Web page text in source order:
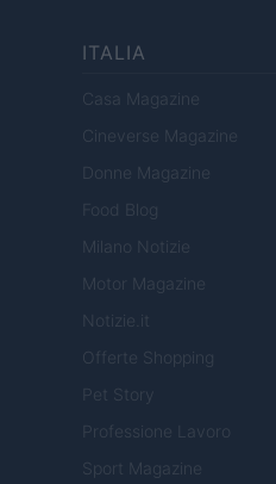
ITALIA
Casa Magazine
Cineverse Magazine
Donne Magazine
Food Blog
Milano Notizie
Motor Magazine
Notizie.it
Offerte Shopping
Pet Story
Professione Lavoro
Sport Magazine